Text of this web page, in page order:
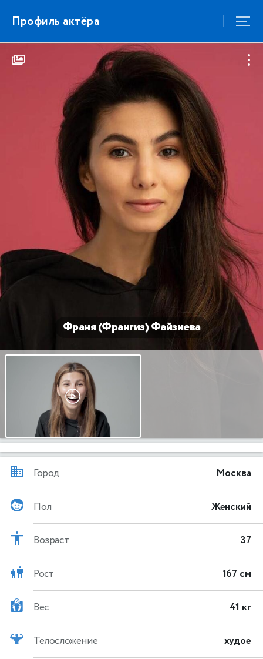
Профиль актёра
Франя (Франгиз) Файзиева
Город Москва
Пол Женский
Возраст 37
Рост 167 см
Вес 41 кг
Телосложение худое